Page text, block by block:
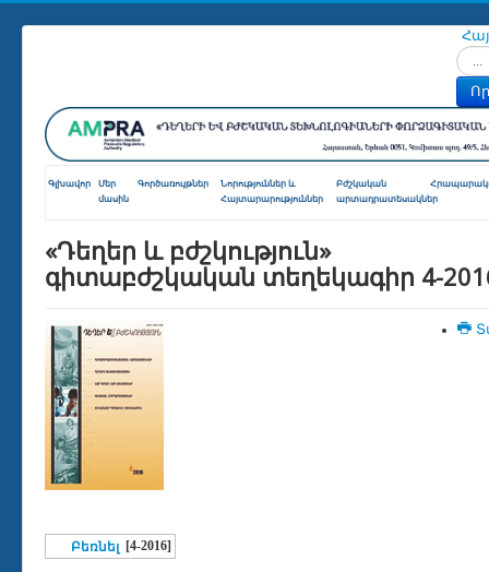
Գլխավոր
Մեր
մասին
Գործառույթներ
Նորություններ և
Հայտարարություններ
Բժշկական
արտադրատեսակներ
«Դեղեր և բժշկություն»
գիտաբժշկական տեղեկագիր 4-
Բեռնել [4-2016]